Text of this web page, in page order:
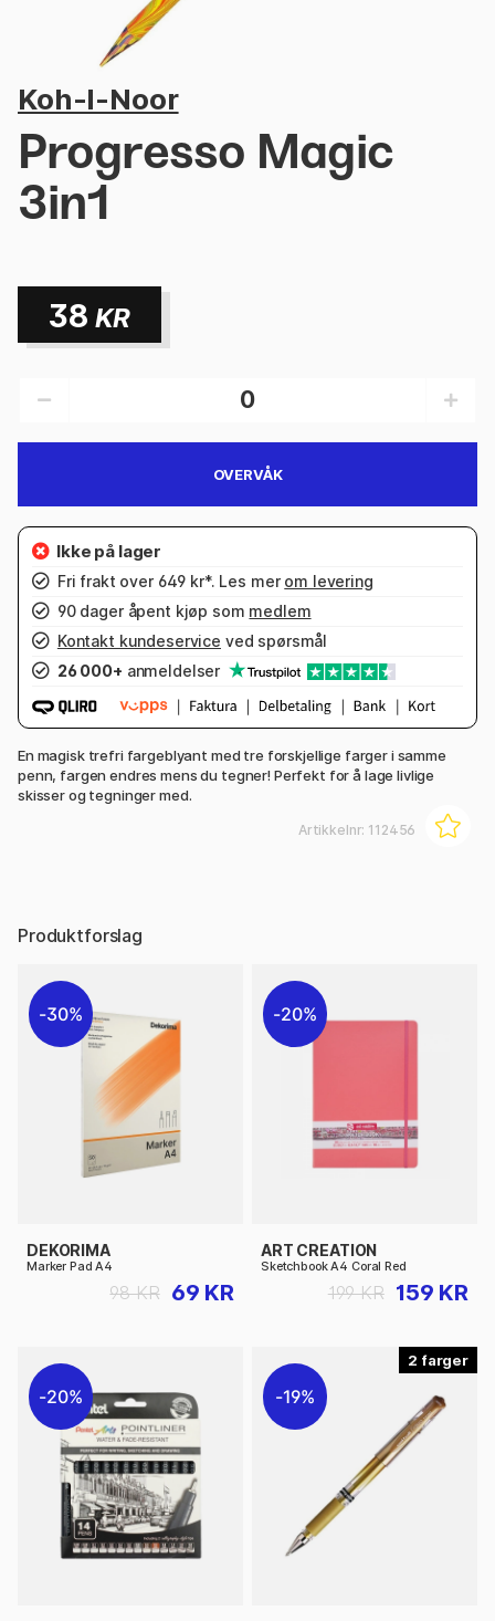
Koh-I-Noor
Progresso Magic
3in1
38 KR
OVERVÅK
Fri frakt over 649 kr*. Les mer om levering
90 dager åpent kjøp som medlem
Kontakt kundeservice ved spørsmål
26 000+ anmeldelser
En magisk trefri fargeblyant med tre forskjellige farger i samme
penn, fargen endres mens du tegner! Perfekt for å lage livlige
skisser og tegninger med.
Artikkelnr: 112456
Produktforslag
30%
DEKORIMA
Marker Pad A4
69 KR
98 KR
20%
ART CREATION
Sketchbook A4 Coral Red
159 KR
199 KR
20%
2
19%